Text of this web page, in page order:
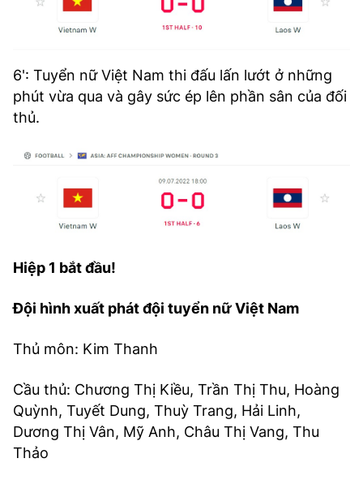
6': Tuyển nữ Việt Nam thi đấu lấn lướt ở những
phút vừa qua và gây sức ép lên phần sân của đối
thủ.
Hiệp 1 bắt đầu!
Đội hình xuất phát đội tuyển nữ Việt Nam
Thủ môn: Kim Thanh
Cầu thủ: Chương Thị Kiều, Trần Thị Thu, Hoàng
Quỳnh, Tuyết Dung, Thuỳ Trang, Hải Linh,
Dương Thị Vân, Mỹ Anh, Châu Thị Vang, Thu
Thảo